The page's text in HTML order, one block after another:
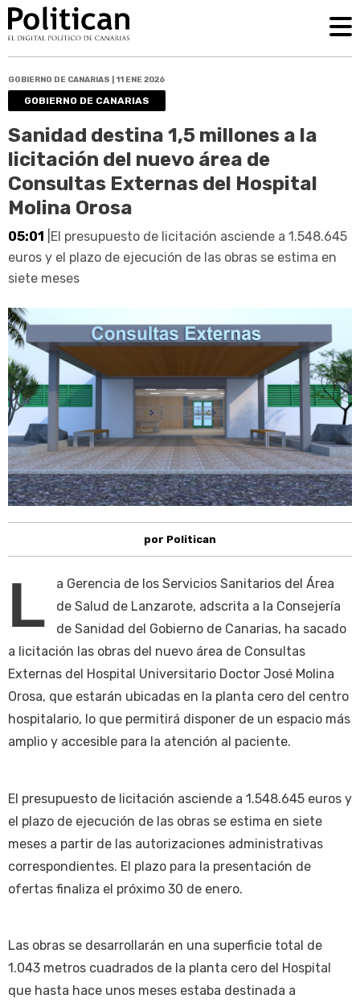
GOBIERNO DE CANARIAS | 11 ENE 2026
GOBIERNO DE CANARIAS
Sanidad destina 1,5 millones a la
licitación del nuevo área de
Consultas Externas del Hospital
Molina Orosa
05:01 |El presupuesto de licitación asciende a 1.548.645
euros y el plazo de ejecución de las obras se estima en
siete meses
por Politican
L
a Gerencia de los Servicios Sanitarios del Área
de Salud de Lanzarote, adscrita a la Consejería
de Sanidad del Gobierno de Canarias, ha sacado
a licitación las obras del nuevo área de Consultas
Externas del Hospital Universitario Doctor José Molina
Orosa, que estarán ubicadas en la planta cero del centro
hospitalario, lo que permitirá disponer de un espacio más
amplio y accesible para la atención al paciente.
El presupuesto de licitación asciende a 1.548.645 euros y
el plazo de ejecución de las obras se estima en siete
meses a partir de las autorizaciones administrativas
correspondientes. El plazo para la presentación de
ofertas finaliza el próximo 30 de enero.
Las obras se desarrollarán en una superficie total de
1.043 metros cuadrados de la planta cero del Hospital
que hasta hace unos meses estaba destinada a